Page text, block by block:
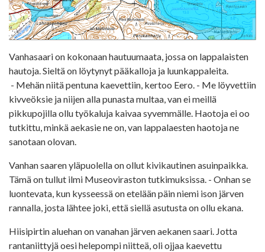
Vanhasaari on kokonaan hautuumaata, jossa on lappalaisten
hautoja. Sieltä on löytynyt pääkalloja ja luunkappaleita.
- Mehän niitä pentuna kaevettiin, kertoo Eero. - Me löyvettiin
kivveöksie ja niijen alla punasta multaa, van ei meillä
pikkupojilla ollu työkaluja kaivaa syvemmälle. Haotoja ei oo
tutkittu, minkä aekasie ne on, van lappalaesten haotoja ne
sanotaan olovan.
Vanhan saaren yläpuolella on ollut kivikautinen asuinpaikka.
Tämä on tullut ilmi Museoviraston tutkimuksissa. - Onhan se
luontevata, kun kysseessä on etelään päin niemi ison järven
rannalla, josta lähtee joki, että siellä asutusta on ollu ekana.
Hiisipirtin aluehan on vanahan järven aekanen saari. Jotta
rantaniittyjä oesi helepompi niitteä, oli ojjaa kaevettu